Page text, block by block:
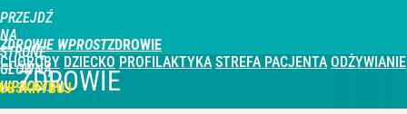
PRZEJDŹ
NA
STRONĘ
GŁÓWNĄ
WPROST.PL
ZDROWIE WPROST
CHOROBY DZIECKO PROFILAKTYKA STREFA PACJENTA ODŻYWIANIE
ZDROWIE